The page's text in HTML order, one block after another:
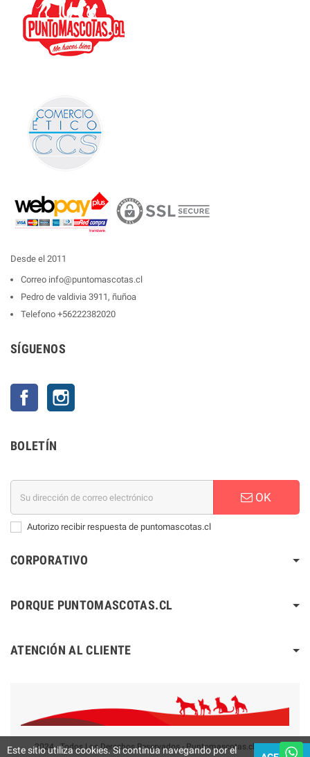
Desde el 2011
Correo info@puntomascotas.cl
Pedro de valdivia 3911, ñuñoa
Telefono +56222382020
SÍGUENOS
Facebook
BOLETÍN
OK
Autorizo recibir respuesta de puntomascotas.cl
CORPORATIVO
PORQUE PUNTOMASCOTAS.CL
ATENCIÓN AL CLIENTE
2024 - Todos Los Derechos Reservados - Puntomascotas.cl V2.0
Este sitio utiliza cookies. Si continúa navegando por el